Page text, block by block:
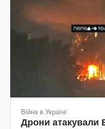
Війна в Україні
Дрони атакували